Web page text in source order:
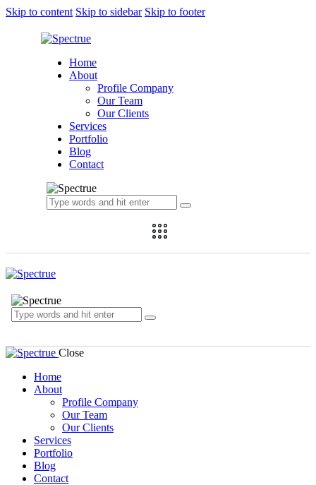
Skip to content Skip to sidebar Skip to footer
Home
About
Profile Company
Our Team
Our Clients
Services
Portfolio
Blog
Contact
Close
Home
About
Profile Company
Our Team
Our Clients
Services
Portfolio
Blog
Contact